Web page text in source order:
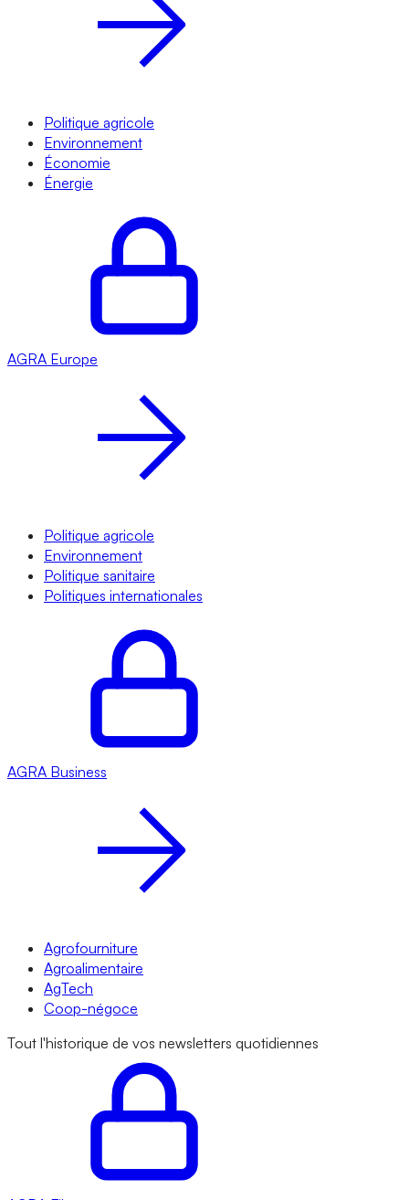
Politique agricole
Environnement
Économie
Énergie
AGRA Europe
Politique agricole
Environnement
Politique sanitaire
Politiques internationales
AGRA Business
Agrofourniture
Agroalimentaire
AgTech
Coop-négoce
Tout l'historique de vos newsletters quotidiennes